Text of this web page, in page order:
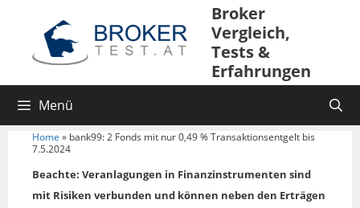
Broker
Vergleich,
Tests &
Erfahrungen
Menü
Home » bank99: 2 Fonds mit nur 0,49 % Transaktionsentgelt bis
7.5.2024
Beachte: Veranlagungen in Finanzinstrumenten sind
mit Risiken verbunden und können neben den Erträgen